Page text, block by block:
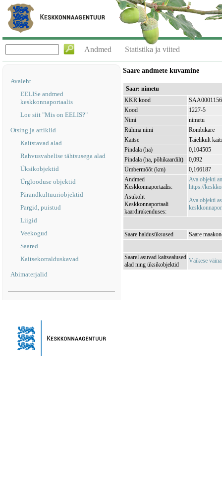
Andmed Statistika ja viited
Avaleht
EELISe andmed
keskkonnaportaalis
Loe siit "Mis on EELIS?"
Otsing ja artiklid
Kaitstavad alad
Rahvusvahelise tähtsusega alad
Üksikobjektid
Ürglooduse objektid
Pärandkultuuriobjektid
Pargid, puistud
Liigid
Veekogud
Saared
Kaitsekorralduskavad
Abimaterjalid
Saare andmete kuvamine
Saar: nimetu
KKR kood
SAA0001156
Kood
1227-5
Nimi
nimetu
Rühma nimi
Rombikare
Kaitse
Täielikult
Pindala (ha)
0,104505
Pindala (ha, põhikaardilt)
0,092
Ümbermõõt (km)
0,166187
Andmed
Keskkonnaportaalis:
Ava objekti
https://
Asukoht
Keskkonnaportaali
kaardirakenduses:
Ava objekti
Saare haldusüksused Saare
Saarel asuvad kaitsealused
alad ning üksikobjektid
Väikese